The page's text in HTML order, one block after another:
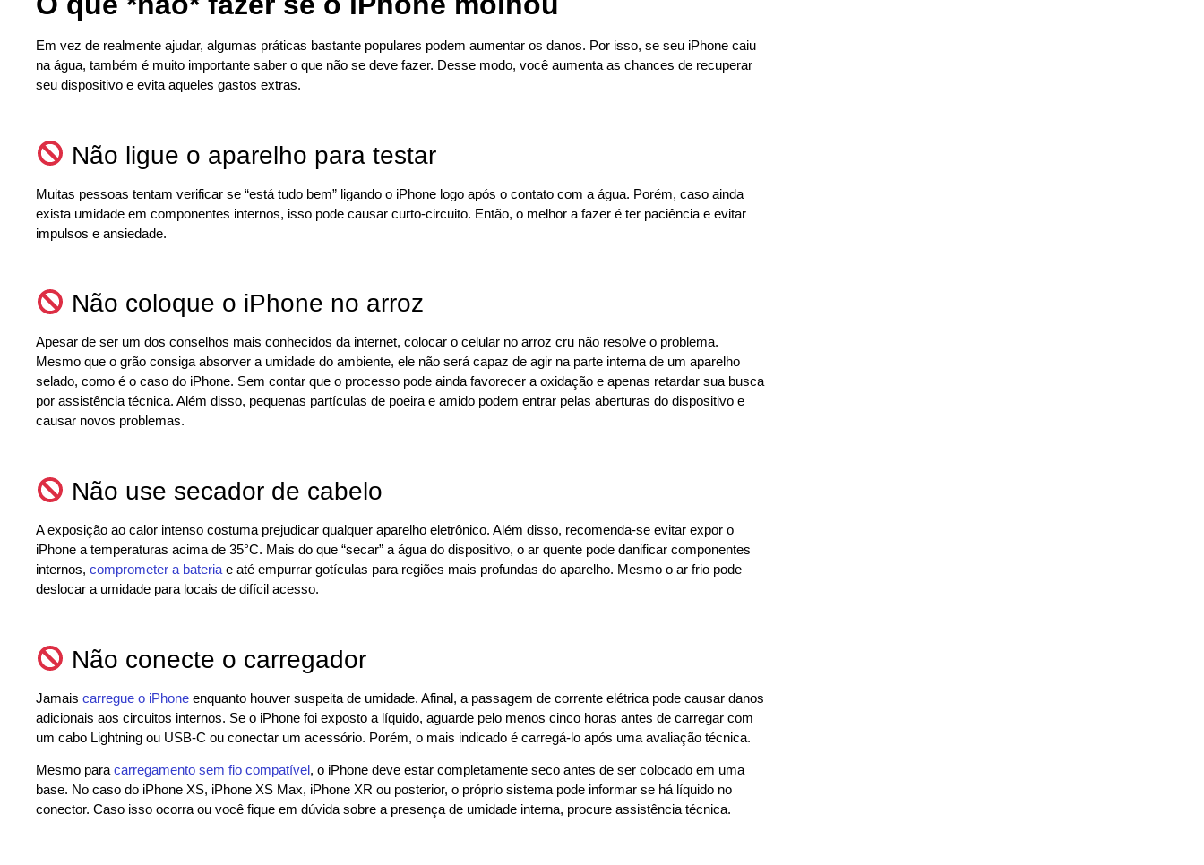
Em vez de realmente ajudar, algumas práticas bastante populares podem aumentar os danos. Por isso, se seu iPhone caiu
na água, também é muito importante saber o que não se deve fazer. Desse modo, você aumenta as chances de recuperar
seu dispositivo e evita aqueles gastos extras.
Não ligue o aparelho para testar
Muitas pessoas tentam verificar se “está tudo bem” ligando o iPhone logo após o contato com a água. Porém, caso ainda
exista umidade em componentes internos, isso pode causar curto-circuito. Então, o melhor a fazer é ter paciência e evitar
impulsos e ansiedade.
Não coloque o iPhone no arroz
Apesar de ser um dos conselhos mais conhecidos da internet, colocar o celular no arroz cru não resolve o problema.
Mesmo que o grão consiga absorver a umidade do ambiente, ele não será capaz de agir na parte interna de um aparelho
selado, como é o caso do iPhone. Sem contar que o processo pode ainda favorecer a oxidação e apenas retardar sua busca
por assistência técnica. Além disso, pequenas partículas de poeira e amido podem entrar pelas aberturas do dispositivo e
causar novos problemas.
Não use secador de cabelo
A exposição ao calor intenso costuma prejudicar qualquer aparelho eletrônico. Além disso, recomenda-se evitar expor o
iPhone a temperaturas acima de 35°C. Mais do que “secar” a água do dispositivo, o ar quente pode danificar componentes
internos, comprometer a bateria e até empurrar gotículas para regiões mais profundas do aparelho. Mesmo o ar frio pode
deslocar a umidade para locais de difícil acesso.
Não conecte o carregador
Jamais carregue o iPhone enquanto houver suspeita de umidade. Afinal, a passagem de corrente elétrica pode causar danos
adicionais aos circuitos internos. Se o iPhone foi exposto a líquido, aguarde pelo menos cinco horas antes de carregar com
um cabo Lightning ou USB-C ou conectar um acessório. Porém, o mais indicado é carregá-lo após uma avaliação técnica.
Mesmo paracarregamento sem fio compatível, o iPhone deve estar completamente seco antes de ser colocado em uma
base. No caso do iPhone XS, iPhone XS Max, iPhone XR ou posterior, o próprio sistema pode informar se há líquido no
conector. Caso isso ocorra ou você fique em dúvida sobre a presença de umidade interna, procure assistência técnica.